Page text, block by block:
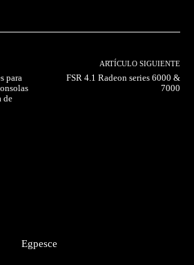
para
de
ARTÍCULO SIGUIENTE
FSR 4.1 Radeon series 6000 &
7000
Egpesce